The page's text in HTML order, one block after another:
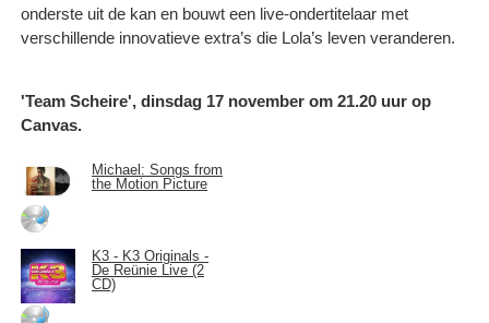
onderste uit de kan en bouwt een live-ondertitelaar met
verschillende innovatieve extra’s die Lola’s leven veranderen.
'Team Scheire', dinsdag 17 november om 21.20 uur op
Canvas.
Michael: Songs from
the Motion Picture
K3 - K3 Originals -
De Reünie Live (2
CD)